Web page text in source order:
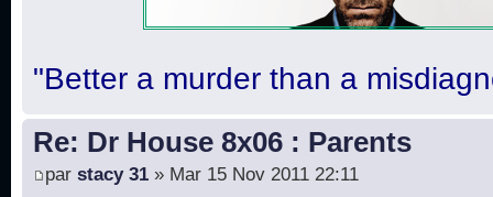
"Better a murder than a
Re: Dr House 8x06 : Parents
par stacy 31 » Mar 15 Nov 2011 22:11